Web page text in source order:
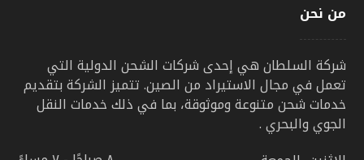
من نحن
شركة السلطان هي إحدى شركات الشحن الدولية التي
تعمل في مجال الاستيراد من الصين. تتميز الشركة بتقديم
خدمات شحن متنوعة وموثوقة، بما في ذلك خدمات النقل
الجوي والبحري .